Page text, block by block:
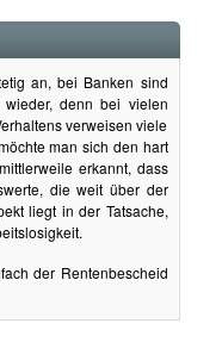
an, bei Banken sind
denn bei vielen
verweisen viele
man sich den hart
erkannt, dass
die weit über der
liegt in der Tatsache,
der Rentenbescheid